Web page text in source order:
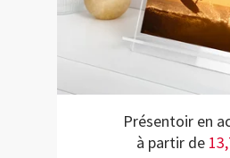
Présentoir en
à partir de